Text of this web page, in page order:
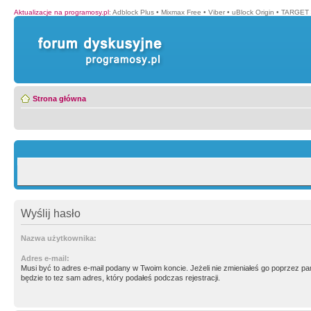
Aktualizacje na programosy.pl: Adblock Plus • Mixmax Free • Viber • uBlock Origin • TARGET
Strona główna
Wyślij hasło
Nazwa użytkownika:
Adres e-mail:
Musi być to adres e-mail podany w Twoim koncie. Jeżeli nie zmieniałeś go poprzez
będzie to tez sam adres, który podałeś podczas rejestracji.